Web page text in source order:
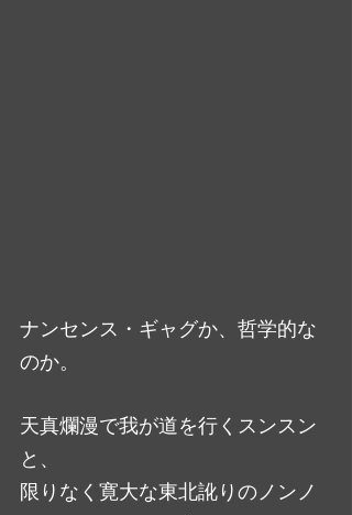
ナンセンス・ギャグか、哲学的な
のか。
天真爛漫で我が道を行くスンスン
と、
限りなく寛大な東北訛りのノンノ